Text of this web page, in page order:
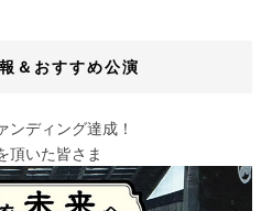
＆おすすめ公演
ンディング達成！
頂いた皆さま